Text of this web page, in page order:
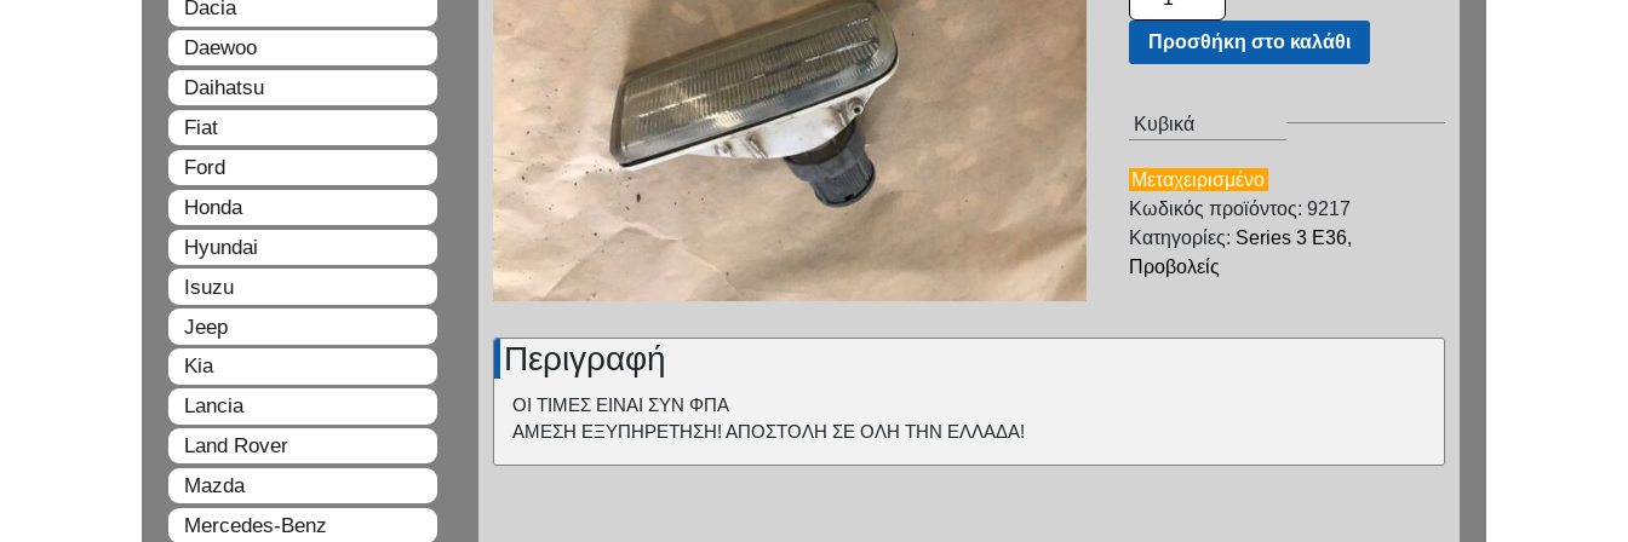
Προσθήκη στο καλάθι
Κυβικά
Μεταχειρισμένο
Κωδικός προϊόντος: 9217
Κατηγορίες: Series 3 E36,
Προβολείς
Περιγραφή
ΟΙ ΤΙΜΕΣ ΕΙΝΑΙ ΣΥΝ ΦΠΑ
ΑΜΕΣΗ ΕΞΥΠΗΡΕΤΗΣΗ! ΑΠΟΣΤΟΛΗ ΣΕ ΟΛΗ ΤΗΝ ΕΛΛΑΔΑ!
Dacia
Daewoo
Daihatsu
Fiat
Ford
Honda
Hyundai
Isuzu
Jeep
Kia
Lancia
Land Rover
Mazda
Mercedes-Benz